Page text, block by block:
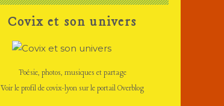
Covix et son univers
Poésie, photos, musiques et partage
Voir le profil decovix-lyon sur le portail Overblog